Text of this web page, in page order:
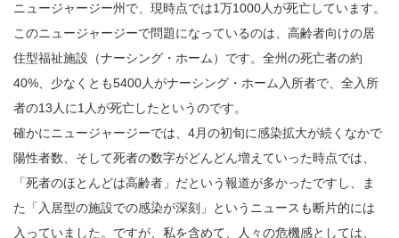
ニュージャージー州で、現時点では1万1000人が死亡しています。
このニュージャージーで問題になっているのは、高齢者向けの居
住型福祉施設（ナーシング・ホーム）です。全州の死亡者の約
40%、少なくとも5400人がナーシング・ホーム入所者で、全入所
者の13人に1人が死亡したというのです。
確かにニュージャージーでは、4月の初旬に感染拡大が続くなかで
陽性者数、そして死者の数字がどんどん増えていった時点では、
「死者のほとんどは高齢者」だという報道が多かったですし、ま
た「入居型の施設での感染が深刻」というニュースも断片的には
入っていました。ですが、私を含めて、人々の危機感としては、